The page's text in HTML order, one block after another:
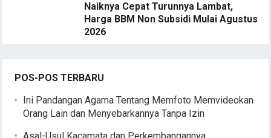
Naiknya Cepat Turunnya Lambat,
Harga BBM Non Subsidi Mulai Agustus
2026
POS-POS TERBARU
Ini Pandangan Agama Tentang Memfoto Memvideokan
Orang Lain dan Menyebarkannya Tanpa Izin